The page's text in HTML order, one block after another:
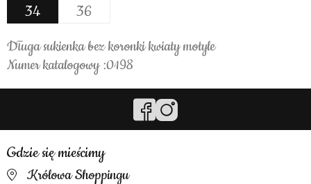
34 36
Długa sukienka bez koronki kwiaty motyle
Numer katalogowy :0198
Gdzie się mieścimy
Królowa Shoppingu